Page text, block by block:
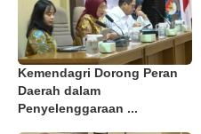
Kemendagri Dorong Peran
Daerah dalam
Penyelenggaraan ...